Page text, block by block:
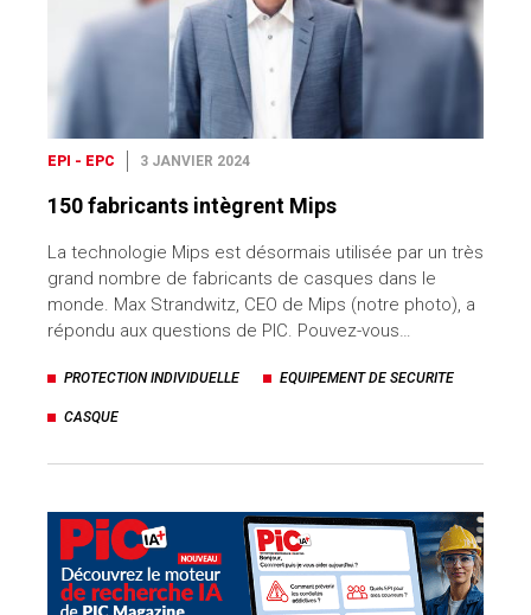
EPI - EPC 3 JANVIER 2024
150 fabricants intègrent Mips
La technologie Mips est désormais utilisée par un très
grand nombre de fabricants de casques dans le
monde. Max Strandwitz, CEO de Mips (notre photo), a
répondu aux questions de PIC. Pouvez-vous…
PROTECTION INDIVIDUELLE EQUIPEMENT DE SECURITE
CASQUE